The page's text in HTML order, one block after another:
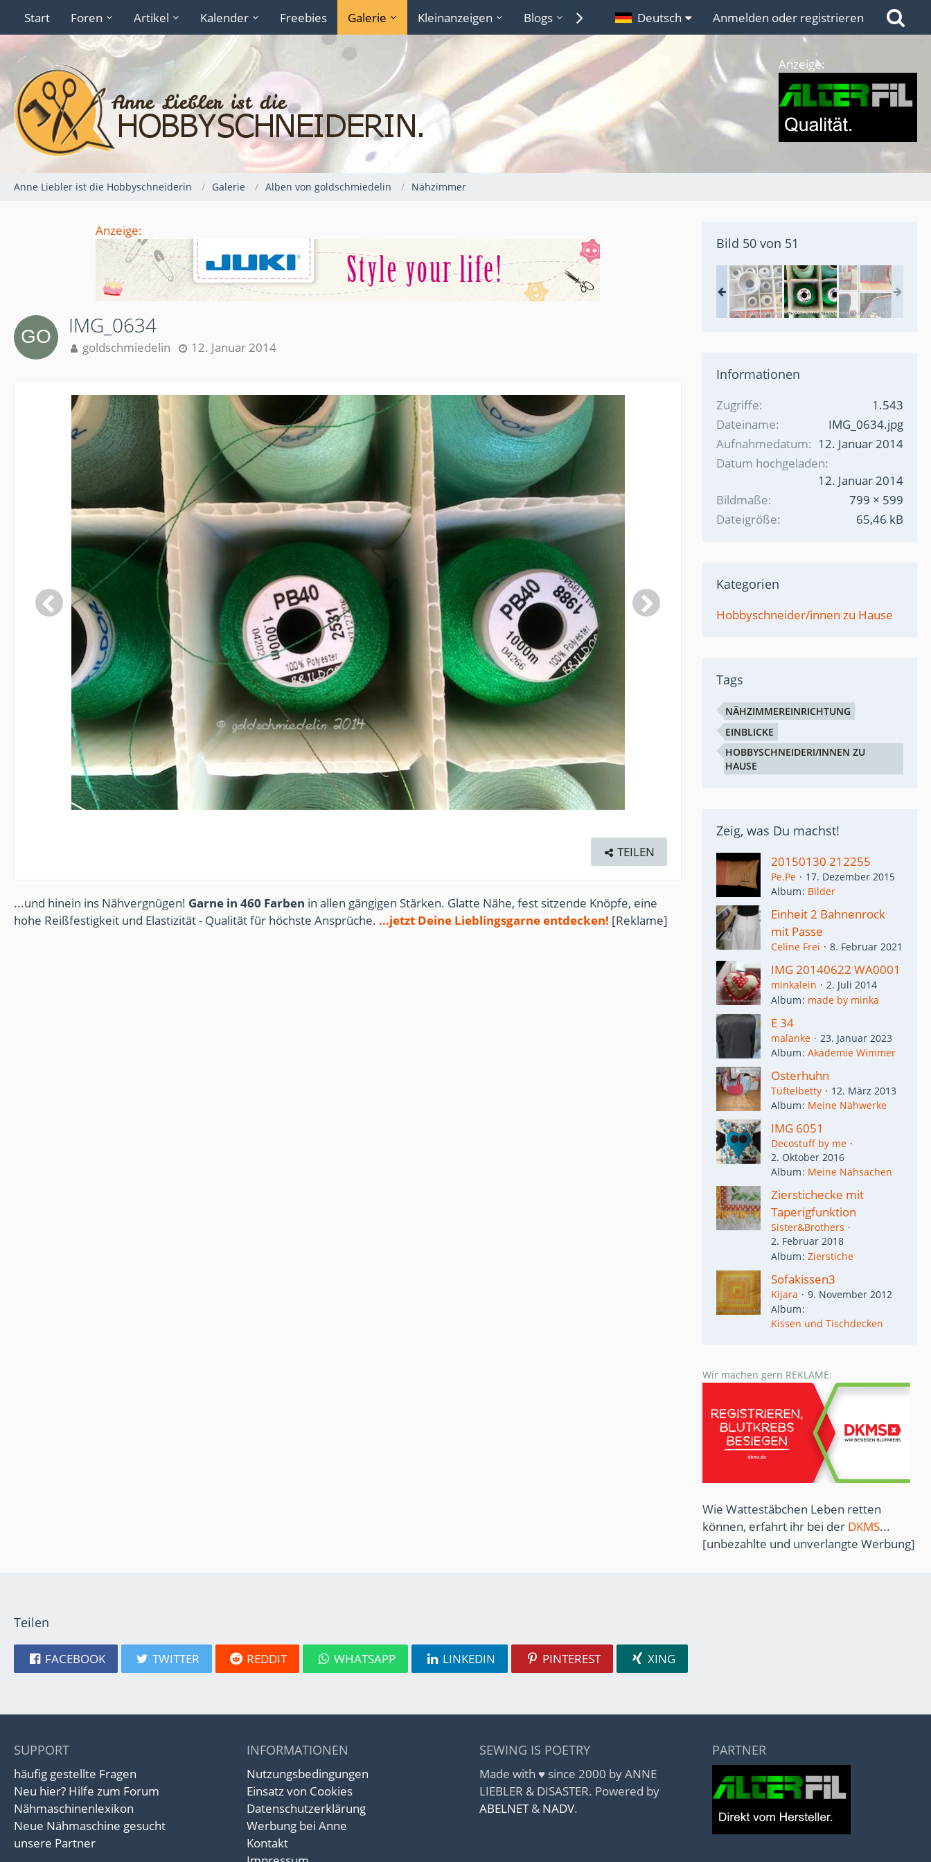
Start Foren Artikel Kalender Freebies Galerie Kleinanzeigen Blogs Lexikon Links
Deutsch Anmelden oder registrieren
Anzeige:
Anne Liebler ist die Hobbyschneiderin Galerie Alben von goldschmiedelin Nähzimmer
Anzeige:
IMG_0634
goldschmiedelin 12. Januar 2014
TEILEN
...und hinein ins Nähvergnügen! Garne in 460 Farben in allen gängigen Stärken. Glatte Nähe, fest sitzende Knöpfe, eine
hohe Reißfestigkeit und Elastizität - Qualität für höchste Ansprüche. ...jetzt Deine Lieblingsgarne entdecken! [Reklame]
Bild 50 von 51
Informationen
Zugriffe
1.543
Dateiname
IMG_0634.jpg
Aufnahmedatum
12. Januar 2014
Datum hochgeladen
12. Januar 2014
Bildmaße
799 × 599
Dateigröße
65,46 kB
Kategorien
Hobbyschneider/innen zu Hause
Tags
NÄHZIMMEREINRICHTUNG
EINBLICKE
HOBBYSCHNEIDERI/INNEN ZU
HAUSE
Zeig, was Du machst!
20150130 212255
Pe.Pe
17. Dezember 2015
Album Bilder
Einheit 2 Bahnenrock
mit Passe
Celine Frei 8. Februar 2021
IMG 20140622 WA0001
minkalein
2. Juli 2014
Album made by minka
E 34
malanke
23. Januar 2023
Album Akademie Wimmer
Osterhuhn
Tüftelbetty
12. März 2013
Album Meine Nähwerke
IMG 6051
Decostuff by me
2. Oktober 2016
Album Meine Nähsachen
Zierstichecke mit
Taperigfunktion
Sister&Brothers
2. Februar 2018
Album Zierstiche
Sofakissen3
Kijara
9. November 2012
Album
Kissen und Tischdecken
Wir machen gern REKLAME:
Wie Wattestäbchen Leben retten
können, erfahrt ihr bei der DKMS...
[unbezahlte und unverlangte Werbung]
Teilen
FACEBOOK TWITTER REDDIT WHATSAPP LINKEDIN PINTEREST XING
SUPPORT
häufig gestellte Fragen
Neu hier? Hilfe zum Forum
Nähmaschinenlexikon
Neue Nähmaschine gesucht
unsere Partner
INFORMATIONEN
Nutzungsbedingungen
Einsatz von Cookies
Datenschutzerklärung
Werbung bei Anne
Kontakt
SEWING IS POETRY
Made with ♥ since 2000 by ANNE
LIEBLER & DISASTER. Powered by
ABELNET& NADV.
PARTNER